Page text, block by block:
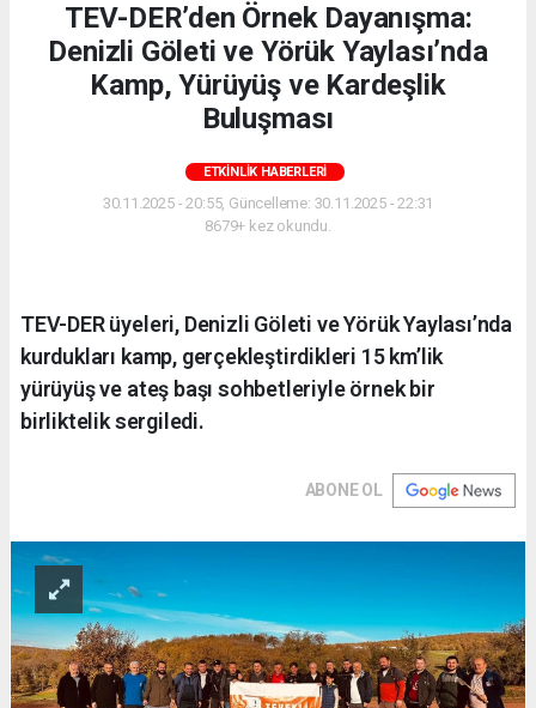
TEV-DER’den Örnek Dayanışma:
Denizli Göleti ve Yörük Yaylası’nda
Kamp, Yürüyüş ve Kardeşlik
Buluşması
ETKINLIK HABERLERI
30.11.2025 - 20:55, Güncelleme: 30.11.2025 - 22:31
8679+ kez okundu.
TEV-DER üyeleri, Denizli Göleti ve Yörük Yaylası’nda
kurdukları kamp, gerçekleştirdikleri 15 km’lik
yürüyüş ve ateş başı sohbetleriyle örnek bir
birliktelik sergiledi.
ABONE OL